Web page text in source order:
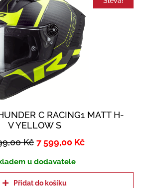
C RACING1 MATT H-
V YELLOW S
Kč 7 599,00 Kč
u dodavatele
Přidat do košíku